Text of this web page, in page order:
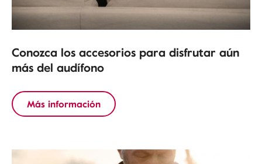
Conozca los accesorios para disfrutar aún
más del audífono
Más información